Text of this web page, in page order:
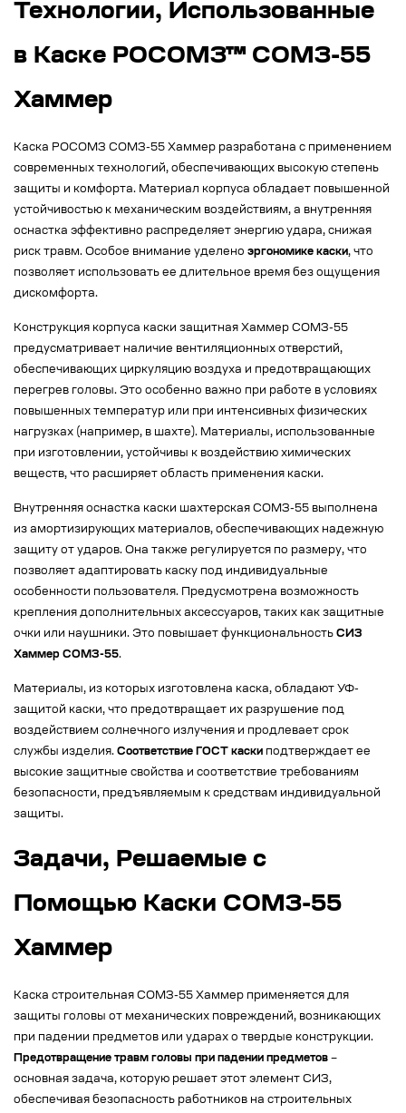
Технологии, Использованные
в Каске РОСОМЗ™ СОМЗ-55
Хаммер
Каска РОСОМЗ СОМЗ-55 Хаммер разработана с применением
современных технологий, обеспечивающих высокую степень
защиты и комфорта. Материал корпуса обладает повышенной
устойчивостью к механическим воздействиям, а внутренняя
оснастка эффективно распределяет энергию удара, снижая
риск травм. Особое внимание уделено эргономике каски, что
позволяет использовать ее длительное время без ощущения
дискомфорта.
Конструкция корпуса каски защитная Хаммер СОМЗ-55
предусматривает наличие вентиляционных отверстий,
обеспечивающих циркуляцию воздуха и предотвращающих
перегрев головы. Это особенно важно при работе в условиях
повышенных температур или при интенсивных физических
нагрузках (например, в шахте). Материалы, использованные
при изготовлении, устойчивы к воздействию химических
веществ, что расширяет область применения каски.
Внутренняя оснастка каски шахтерская СОМЗ-55 выполнена
из амортизирующих материалов, обеспечивающих надежную
защиту от ударов. Она также регулируется по размеру, что
позволяет адаптировать каску под индивидуальные
особенности пользователя. Предусмотрена возможность
крепления дополнительных аксессуаров, таких как защитные
очки или наушники. Это повышает функциональность СИЗ
Хаммер СОМЗ-55.
Материалы, из которых изготовлена каска, обладают УФ-
защитой каски, что предотвращает их разрушение под
воздействием солнечного излучения и продлевает срок
службы изделия. Соответствие ГОСТ каски подтверждает ее
высокие защитные свойства и соответствие требованиям
безопасности, предъявляемым к средствам индивидуальной
защиты.
Задачи, Решаемые с
Помощью Каски СОМЗ-55
Хаммер
Каска строительная СОМЗ-55 Хаммер применяется для
защиты головы от механических повреждений, возникающих
при падении предметов или ударах о твердые конструкции.
Предотвращение травм головы при падении предметов –
основная задача, которую решает этот элемент СИЗ,
обеспечивая безопасность работников на строительных